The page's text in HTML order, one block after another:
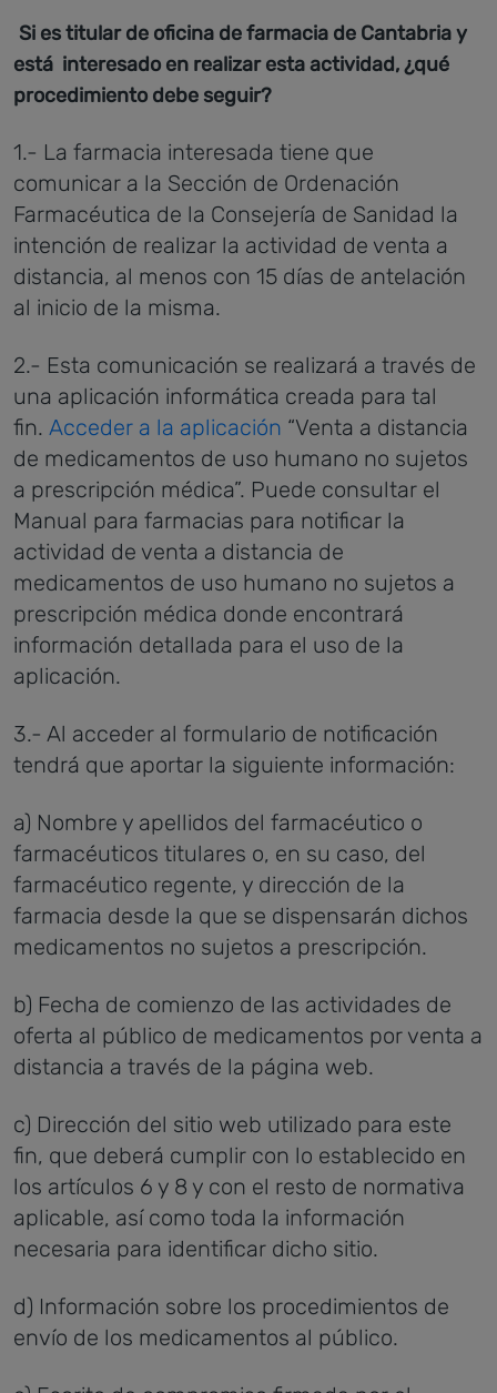
Si es titular de oficina de farmacia de Cantabria y
está interesado en realizar esta actividad, ¿qué
procedimiento debe seguir?
1.- La farmacia interesada tiene que
comunicar a la Sección de Ordenación
Farmacéutica de la Consejería de Sanidad la
intención de realizar la actividad de venta a
distancia, al menos con 15 días de antelación
al inicio de la misma.
2.- Esta comunicación se realizará a través de
una aplicación informática creada para tal
fin. Acceder a la aplicación “Venta a distancia
de medicamentos de uso humano no sujetos
a prescripción médica”. Puede consultar el
Manual para farmacias para notificar la
actividad de venta a distancia de
medicamentos de uso humano no sujetos a
prescripción médica donde encontrará
información detallada para el uso de la
aplicación.
3.- Al acceder al formulario de notificación
tendrá que aportar la siguiente información:
a) Nombre y apellidos del farmacéutico o
farmacéuticos titulares o, en su caso, del
farmacéutico regente, y dirección de la
farmacia desde la que se dispensarán dichos
medicamentos no sujetos a prescripción.
b) Fecha de comienzo de las actividades de
oferta al público de medicamentos por venta a
distancia a través de la página web.
c) Dirección del sitio web utilizado para este
fin, que deberá cumplir con lo establecido en
los artículos 6 y 8 y con el resto de normativa
aplicable, así como toda la información
necesaria para identificar dicho sitio.
d) Información sobre los procedimientos de
envío de los medicamentos al público.